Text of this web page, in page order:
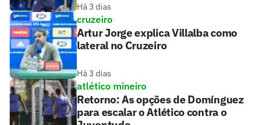
Há 3 dias
cruzeiro
Artur Jorge explica Villalba como
lateral no Cruzeiro
Há 3 dias
atlético mineiro
Retorno: As opções de Domínguez
para escalar o Atlético contra o